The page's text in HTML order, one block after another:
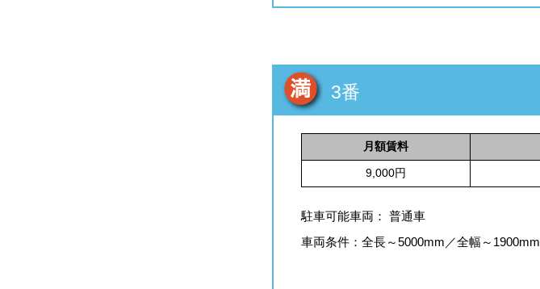
3番
月額賃料
9,000円
駐車可能車両： 普通車
車両条件：全長～5000mm／全幅～1900mm